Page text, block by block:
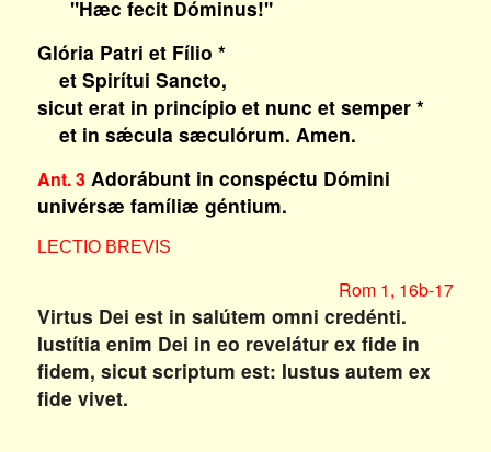
"Hæc fecit Dóminus!"
Glória Patri et Fílio *
et Spirítui Sancto,
sicut erat in princípio et nunc et semper *
et in sǽcula sæculórum. Amen.
Ant. 3Adorábunt in conspéctu Dómini
univérsæ famíliæ géntium.
LECTIO BREVIS
Rom 1, 16b-17
Virtus Dei est in salútem omni credénti.
Iustítia enim Dei in eo revelátur ex fide in
fidem, sicut scriptum est: Iustus autem ex
fide vivet.